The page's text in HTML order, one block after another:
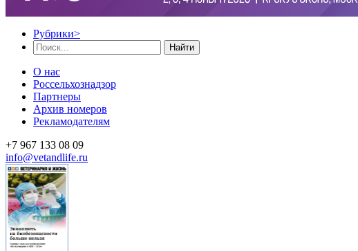
Рубрики>
Найти
О нас
Россельхознадзор
Партнеры
Архив номеров
Рекламодателям
+7 967 133 08 09
info@vetandlife.ru